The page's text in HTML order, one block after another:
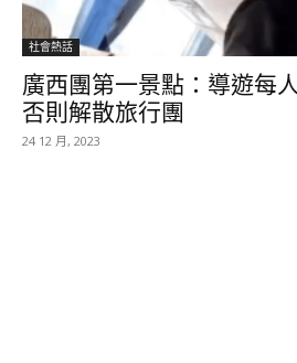
社會熱話
廣西團第一景點：導遊每
否則解散旅行團
24 12 月, 2023